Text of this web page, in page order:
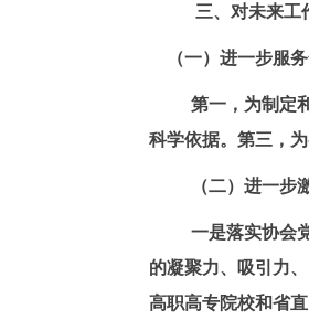
三、对未来工
（一）进一步服
第一，为制定
科学依据。第三，
（二）进一步
一是落实协会
的凝聚力、吸引力
高职高专院校和省